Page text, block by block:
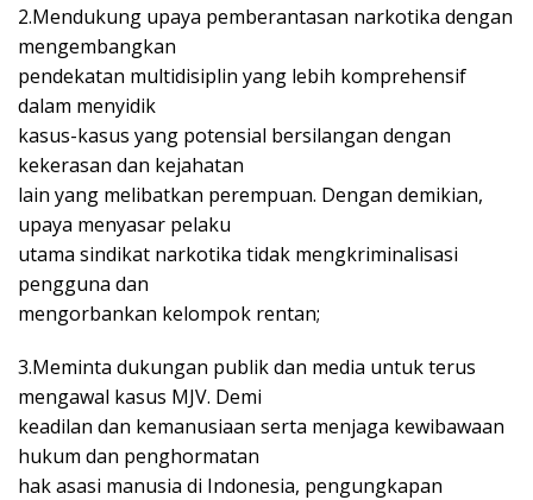
2.Mendukung upaya pemberantasan narkotika dengan
mengembangkan
pendekatan multidisiplin yang lebih komprehensif
dalam menyidik
kasus-kasus yang potensial bersilangan dengan
kekerasan dan kejahatan
lain yang melibatkan perempuan. Dengan demikian,
upaya menyasar pelaku
utama sindikat narkotika tidak mengkriminalisasi
pengguna dan
mengorbankan kelompok rentan;
3.Meminta dukungan publik dan media untuk terus
mengawal kasus MJV. Demi
keadilan dan kemanusiaan serta menjaga kewibawaan
hukum dan penghormatan
hak asasi manusia di Indonesia, pengungkapan